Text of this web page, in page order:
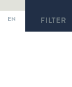
EN FILTER